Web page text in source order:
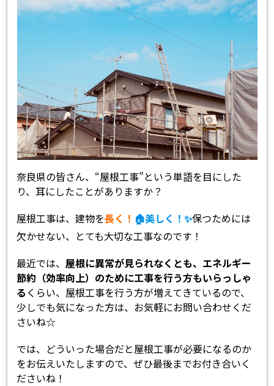
工場倉庫修繕 アパート・マンション修繕
奈良県の皆さん、“屋根工事”という単語を目にした
り、耳にしたことがありますか？
屋根工事は、建物を長く！ 🏠美しく！✨保つためには
欠かせない、とても大切な工事なのです！
最近では、 屋根に異常が見られなくとも、エネルギー
節約（効率向上）のために工事を行う方もいらっしゃ
る くらい、屋根工事を行う方が増えてきているので、
少しでも気になった方は、お気軽にお問い合わせくだ
さいね☆
では、どういった場合だと屋根工事が必要になるのか
をお伝えいたしますので、ぜひ最後までお付き合いく
ださいね！